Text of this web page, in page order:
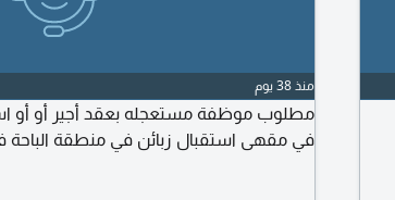
منذ 38 يوم
مطلوب موظفة مستعجله بعقد أجير أو أو
في مقهى استقبال زبائن في منطقة